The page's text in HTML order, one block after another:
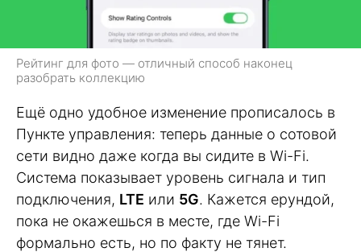
Рейтинг для фото — отличный способ наконец
разобрать коллекцию
Ещё одно удобное изменение прописалось в
Пункте управления: теперь данные о сотовой
сети видно даже когда вы сидите в Wi-Fi.
Система показывает уровень сигнала и тип
подключения, LTE или 5G. Кажется ерундой,
пока не окажешься в месте, где Wi-Fi
формально есть, но по факту не тянет.